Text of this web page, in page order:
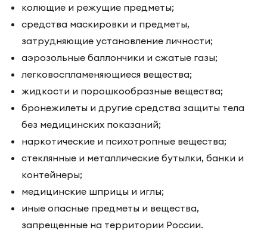
колющие и режущие предметы;
средства маскировки и предметы,
затрудняющие установление личности;
аэрозольные баллончики и сжатые газы;
легковоспламеняющиеся вещества;
жидкости и порошкообразные вещества;
бронежилеты и другие средства защиты тела
без медицинских показаний;
наркотические и психотропные вещества;
стеклянные и металлические бутылки, банки и
контейнеры;
медицинские шприцы и иглы;
иные опасные предметы и вещества,
запрещенные на территории России.